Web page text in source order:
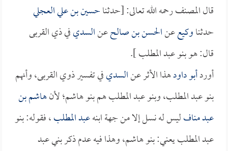
قال المصنف رحمه الله تعالى: [حدثناحسين بن علي العجلي
حدثناوكيععنالحسن بن صالحعنالسديفي ذي القربى
قال: هو بنو عبد المطلب ].
أوردأبو داودهذا الأثر عنالسديفي تفسير ذوي القربى، وأنهم
بنو عبد المطلب، وبنو عبد المطلب هم بنو هاشم؛ لأنهاشم بن
عبد منافليس له نسل إلا من جهة ابنهعبد المطلب، فقوله: بنو
عبد المطلب يعني: بنو هاشم، وهذا فيه عدم ذكر بني عبد